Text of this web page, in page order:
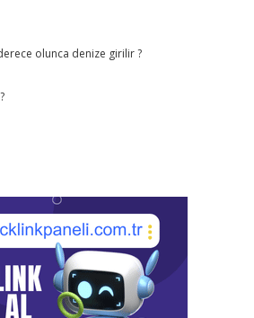
olunca denize girilir ?